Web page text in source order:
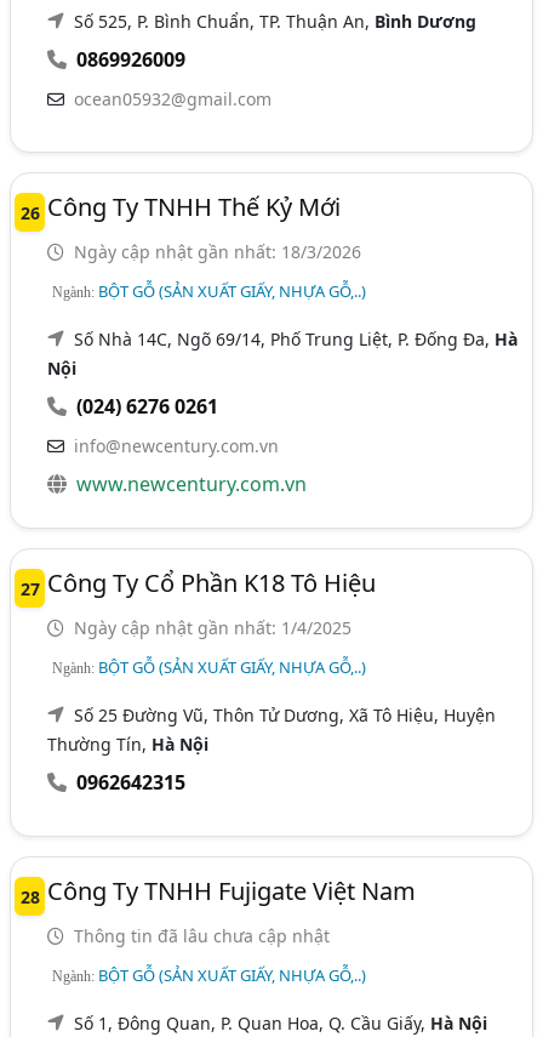
Số 525, P. Bình Chuẩn, TP. Thuận An, Bình Dương
0869926009
ocean05932@gmail.com
26 Công Ty TNHH Thế Kỷ Mới
Ngày cập nhật gần nhất: 18/3/2026
Ngành: BỘT GỖ (SẢN XUẤT GIẤY, NHỰA GỖ,..)
Số Nhà 14C, Ngõ 69/14, Phố Trung Liệt, P. Đống Đa, Hà
Nội
(024) 6276 0261
info@newcentury.com.vn
www.newcentury.com.vn
27 Công Ty Cổ Phần K18 Tô Hiệu
Ngày cập nhật gần nhất: 1/4/2025
Ngành: BỘT GỖ (SẢN XUẤT GIẤY, NHỰA GỖ,..)
Số 25 Đường Vũ, Thôn Tử Dương, Xã Tô Hiệu, Huyện
Thường Tín, Hà Nội
0962642315
28 Công Ty TNHH Fujigate Việt Nam
Thông tin đã lâu chưa cập nhật
Ngành: BỘT GỖ (SẢN XUẤT GIẤY, NHỰA GỖ,..)
Số 1, Đông Quan, P. Quan Hoa, Q. Cầu Giấy, Hà Nội